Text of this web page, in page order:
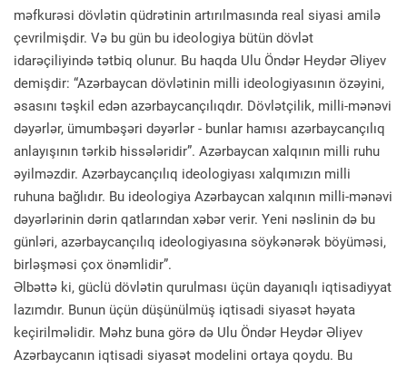
məfkurəsi dövlətin qüdrətinin artırılmasında real siyasi amilə
çevrilmişdir. Və bu gün bu ideologiya bütün dövlət
idarəçiliyində tətbiq olunur. Bu haqda Ulu Öndər Heydər Əliyev
demişdir: “Azərbaycan dövlətinin milli ideologiyasının özəyini,
əsasını təşkil edən azərbaycançılıqdır. Dövlətçilik, milli-mənəvi
dəyərlər, ümumbəşəri dəyərlər - bunlar hamısı azərbaycançılıq
anlayışının tərkib hissələridir”. Azərbaycan xalqının milli ruhu
əyilməzdir. Azərbaycançılıq ideologiyası xalqımızın milli
ruhuna bağlıdır. Bu ideologiya Azərbaycan xalqının milli-mənəvi
dəyərlərinin dərin qatlarından xəbər verir. Yeni nəslinin də bu
günləri, azərbaycançılıq ideologiyasına söykənərək böyüməsi,
birləşməsi çox önəmlidir”.
Əlbəttə ki, güclü dövlətin qurulması üçün dayanıqlı iqtisadiyyat
lazımdır. Bunun üçün düşünülmüş iqtisadi siyasət həyata
keçirilməlidir. Məhz buna görə də Ulu Öndər Heydər Əliyev
Azərbaycanın iqtisadi siyasət modelini ortaya qoydu. Bu